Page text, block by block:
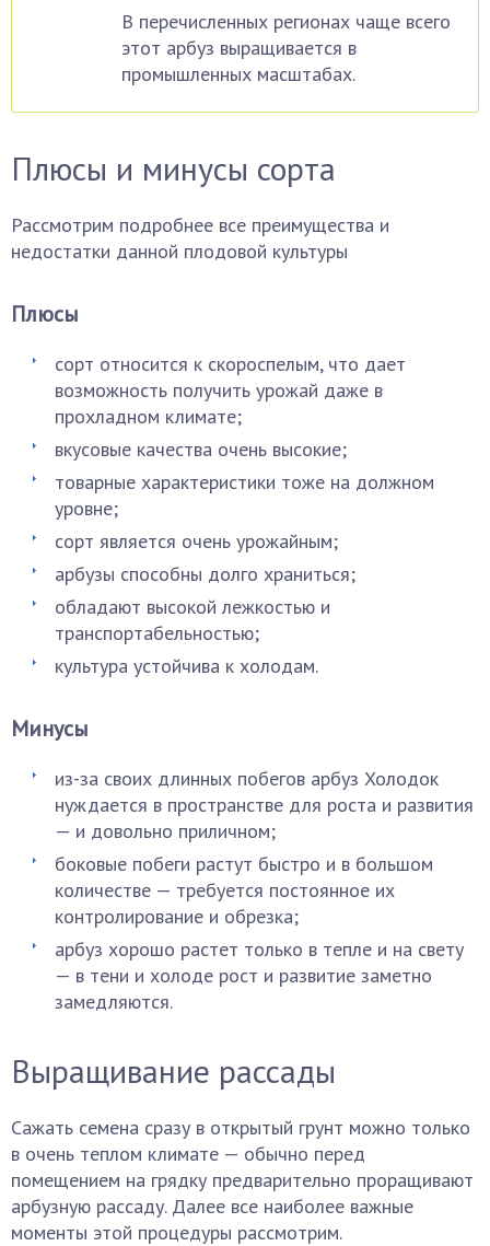
В перечисленных регионах чаще всего
этот арбуз выращивается в
промышленных масштабах.
Плюсы и минусы сорта
Рассмотрим подробнее все преимущества и
недостатки данной плодовой культуры
Плюсы
сорт относится к скороспелым, что дает
возможность получить урожай даже в
прохладном климате;
вкусовые качества очень высокие;
товарные характеристики тоже на должном
уровне;
сорт является очень урожайным;
арбузы способны долго храниться;
обладают высокой лежкостью и
транспортабельностью;
культура устойчива к холодам.
Минусы
из-за своих длинных побегов арбуз Холодок
нуждается в пространстве для роста и развития
— и довольно приличном;
боковые побеги растут быстро и в большом
количестве — требуется постоянное их
контролирование и обрезка;
арбуз хорошо растет только в тепле и на свету
— в тени и холоде рост и развитие заметно
замедляются.
Выращивание рассады
Сажать семена сразу в открытый грунт можно только
в очень теплом климате — обычно перед
помещением на грядку предварительно проращивают
арбузную рассаду. Далее все наиболее важные
моменты этой процедуры рассмотрим.